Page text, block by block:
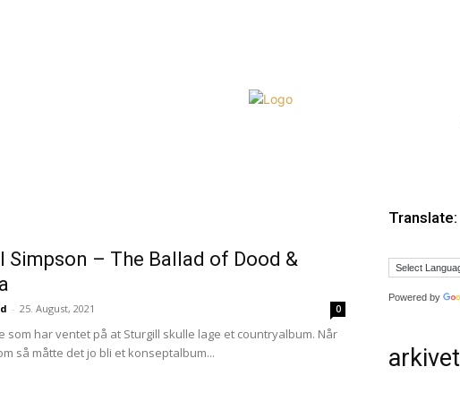
Simpson – The Ballad of Dood &
- 25. August, 2021 0
som har ventet på at Sturgill skulle lage et countryalbum. Når
så måtte det jo bli et konseptalbum...
Translate:
Powered by
arkivet